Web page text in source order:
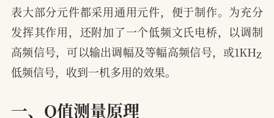
表大部分元件都采用通用元件，便于制作。为充分
发挥其作用，还附加了一个低频文氏电桥，以调制
高频信号，可以输出调幅及等幅高频信号，或1KHZ
低频信号，收到一机多用的效果。
一、Q值测量原理